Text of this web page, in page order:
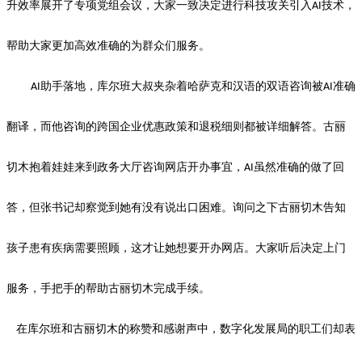
升效率展开了专项党组会议，大家一致决定进行科技攻关引入 AI技术，
帮助大家更加高效准确的为群众们服务。
AI助手落地，库尔班大叔夹杂着哈萨克和汉语的双语咨询被AI准确
翻译，而他咨询的跨国企业优惠政策和退税细则都被详细解答。古丽
切木抱着娃娃来到政务大厅咨询网店开办事宜， AI虽然准确的做了回
答，但张书记却察觉到她有没有说出口困难。询问之下古丽切木告知
孩子患有疾病需要照顾，这才让她想要开办网店。大家听后决定上门
服务，手把手的帮助古丽切木完成手续。
在库尔班和古丽切木的称赞和感谢声中，数字化发展局的职工们却表